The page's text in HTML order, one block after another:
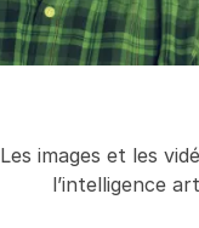
Les images et les
l’intelligence